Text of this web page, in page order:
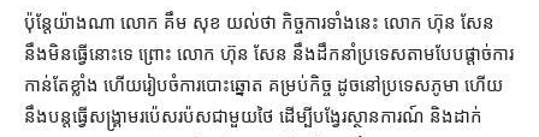
ប៉ុន្តែ​យ៉ាងណា លោក គឹម សុខ យល់​ថា កិច្ចការ​ទាំងនេះ លោក ហ៊ុន សែន
នឹង​មិន​ធ្វើ​នោះ​ទេ ព្រោះ លោក ហ៊ុន សែន នឹង​ដឹកនាំ​ប្រទេស​តាម​បែប​ផ្ដាច់ការ​
កាន់តែ​ខ្លាំង ហើយ​រៀបចំ​ការបោះឆ្នោត គម្រប់​កិច្ច ដូច​នៅ​ប្រទេស​ភូមា ហើយ
នឹង​បន្ត​ធ្វើ​សង្គ្រាម​រប៉េសរប៉ស​ជាមួយ​ថៃ ដើម្បី​បង្វែរ​ស្ថានការណ៍ និង​ដាក់​